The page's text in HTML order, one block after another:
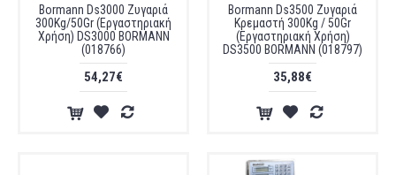
Bormann Ds3000 Ζυγαριά
300Kg/50Gr (Εργαστηριακή
Χρήση) DS3000 BORMANN
(018766)
54,27€
Bormann Ds3500 Ζυγαριά
Κρεμαστή 300Kg / 50Gr
(Εργαστηριακή Χρήση)
DS3500 BORMANN (018797)
35,88€